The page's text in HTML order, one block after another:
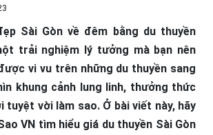
Sài Gòn về đêm bằng du thuyền
trải nghiệm lý tưởng mà bạn nên
vi vu trên những du thuyền sang
khung cảnh lung linh, thưởng thức
tuyệt vời làm sao. Ở bài viết này, hãy
VN tìm hiểu giá du thuyền Sài Gòn